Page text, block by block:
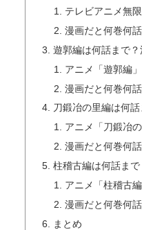
テレビアニメ無
漫画だと何巻何話
遊郭編は何話まで
アニメ「遊郭編
漫画だと何巻何話
刀鍛冶の里編は何
アニメ「刀鍛冶
漫画だと何巻何話
柱稽古編は何話ま
アニメ「柱稽古
漫画だと何巻何話
まとめ